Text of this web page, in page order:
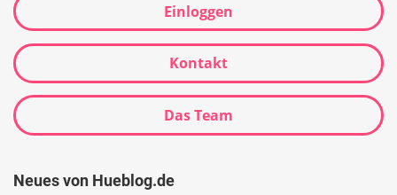
Einloggen
Kontakt
Das Team
Neues von Hueblog.de